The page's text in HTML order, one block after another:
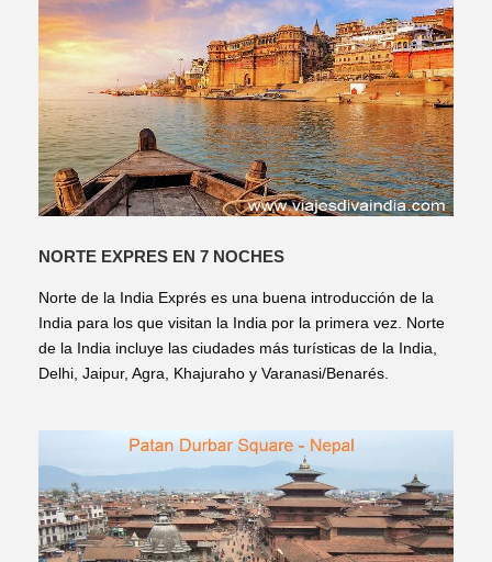
NORTE EXPRES EN 7 NOCHES
Norte de la India Exprés es una buena introducción de la
India para los que visitan la India por la primera vez. Norte
de la India incluye las ciudades más turísticas de la India,
Delhi, Jaipur, Agra, Khajuraho y Varanasi/Benarés.